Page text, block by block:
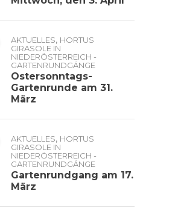
AKTUELLES, HORTUS
GIRASOLE IN
NIEDERÖSTERREICH -
GARTENRUNDGÄNGE
Ostersonntags-
Gartenrunde am 31.
März
AKTUELLES, HORTUS
GIRASOLE IN
NIEDERÖSTERREICH -
GARTENRUNDGÄNGE
Gartenrundgang am 17.
März